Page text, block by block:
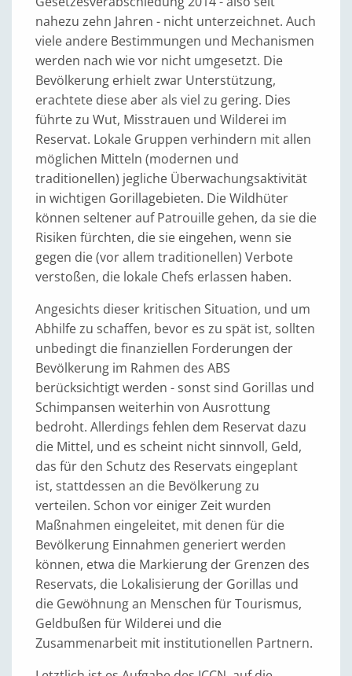
nahezu zehn Jahren - nicht unterzeichnet. Auch
viele andere Bestimmungen und Mechanismen
werden nach wie vor nicht umgesetzt. Die
Bevölkerung erhielt zwar Unterstützung,
erachtete diese aber als viel zu gering. Dies
führte zu Wut, Misstrauen und Wilderei im
Reservat. Lokale Gruppen verhindern mit allen
möglichen Mitteln (modernen und
traditionellen) jegliche Überwachungsaktivität
in wichtigen Gorillagebieten. Die Wildhüter
können seltener auf Patrouille gehen, da sie die
Risiken fürchten, die sie eingehen, wenn sie
gegen die (vor allem traditionellen) Verbote
verstoßen, die lokale Chefs erlassen haben.
Angesichts dieser kritischen Situation, und um
Abhilfe zu schaffen, bevor es zu spät ist, sollten
unbedingt die finanziellen Forderungen der
Bevölkerung im Rahmen des ABS
berücksichtigt werden - sonst sind Gorillas und
Schimpansen weiterhin von Ausrottung
bedroht. Allerdings fehlen dem Reservat dazu
die Mittel, und es scheint nicht sinnvoll, Geld,
das für den Schutz des Reservats eingeplant
ist, stattdessen an die Bevölkerung zu
verteilen. Schon vor einiger Zeit wurden
Maßnahmen eingeleitet, mit denen für die
Bevölkerung Einnahmen generiert werden
können, etwa die Markierung der Grenzen des
Reservats, die Lokalisierung der Gorillas und
die Gewöhnung an Menschen für Tourismus,
Geldbußen für Wilderei und die
Zusammenarbeit mit institutionellen Partnern.